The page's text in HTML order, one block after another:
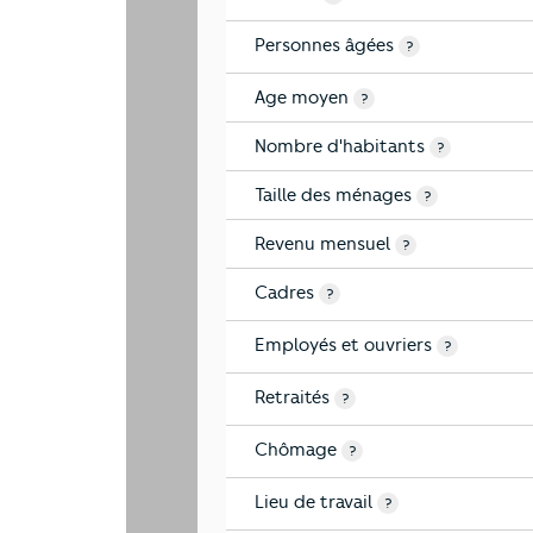
Personnes âgées ?
Age moyen ?
Nombre d'habitants ?
Taille des ménages ?
Revenu mensuel ?
Cadres ?
Employés et ouvriers ?
Retraités ?
Chômage ?
Lieu de travail ?